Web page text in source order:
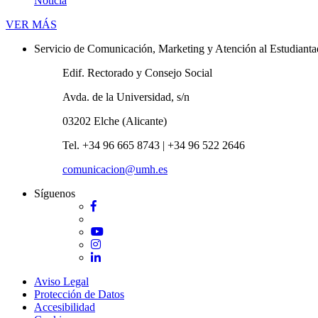
VER MÁS
Servicio de Comunicación, Marketing y Atención al
Edif. Rectorado y Consejo Social
Avda. de la Universidad, s/n
03202 Elche (Alicante)
Tel. +34 96 665 8743 | +34 96 522 2646
comunicacion@umh.es
Síguenos
Facebook
YouTube
Instagram
LinkedIn
Aviso Legal
Protección de Datos
Accesibilidad